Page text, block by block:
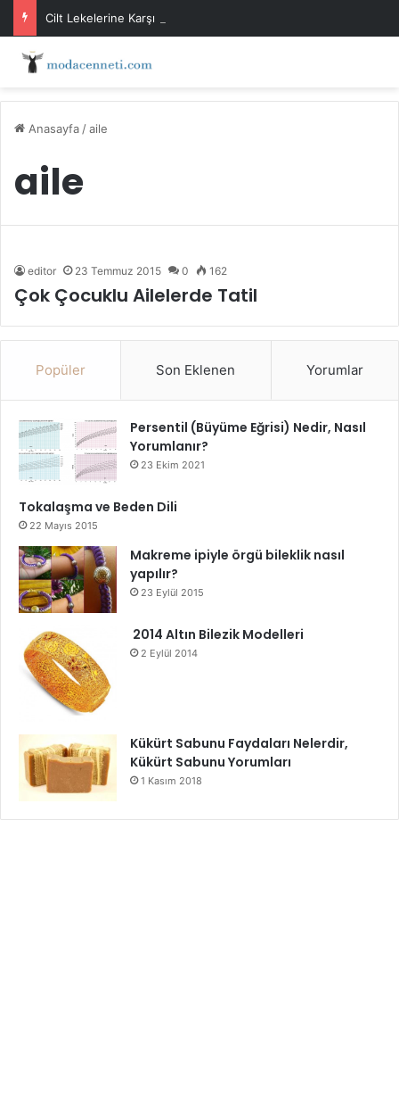
Cilt Lekelerine Karşı Evde Maske Önerileri
Anasayfa /aile
aile
editor 23 Temmuz 2015 0 162
Çok Çocuklu Ailelerde Tatil
Popüler Son Eklenen Yorumlar
Persentil (Büyüme Eğrisi) Nedir, Nasıl
Yorumlanır?
23 Ekim 2021
Tokalaşma ve Beden Dili
22 Mayıs 2015
Makreme ipiyle örgü bileklik nasıl
yapılır?
23 Eylül 2015
2014 Altın Bilezik Modelleri
2 Eylül 2014
Kükürt Sabunu Faydaları Nelerdir,
Kükürt Sabunu Yorumları
1 Kasım 2018